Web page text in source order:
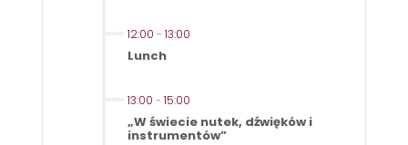
12:00 - 13:00
Lunch
13:00 - 15:00
„W świecie nutek, dźwięków i
instrumentów”